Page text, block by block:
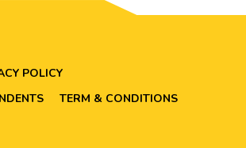
POLICY
TERM & CONDITIONS